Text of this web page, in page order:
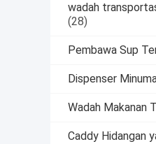
wadah
(28)
Pembawa Sup
Dispenser
Wadah Makanan
Caddy Hidangan